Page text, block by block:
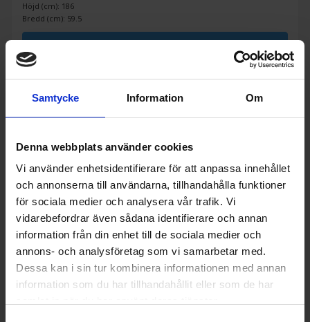
Samtycke Information Om
Denna webbplats använder cookies
Vi använder enhetsidentifierare för att anpassa innehållet
och annonserna till användarna, tillhandahålla funktioner
för sociala medier och analysera vår trafik. Vi
vidarebefordrar även sådana identifierare och annan
information från din enhet till de sociala medier och
annons- och analysföretag som vi samarbetar med.
Dessa kan i sin tur kombinera informationen med annan
information som du har tillhandahållit eller som de har
Höjd (cm): 186
Bredd (cm): 59.5